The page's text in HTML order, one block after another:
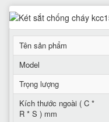
Tên sản phẩm
Model
Trọng lượng
Kích thước ngoài ( C *
R * S ) mm